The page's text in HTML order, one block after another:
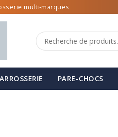
multi-marques
PARE-CHOCS